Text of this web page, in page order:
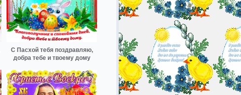
С Пасхой тебя поздравляю,
добра тебе и твоему дому